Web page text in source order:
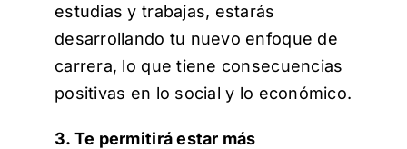
estudias y trabajas, estarás
desarrollando tu nuevo enfoque de
carrera, lo que tiene consecuencias
positivas en lo social y lo económico.
3. Te permitirá estar más